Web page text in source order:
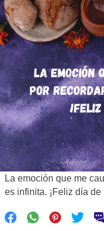
La emoción que me
es infinita. ¡Feliz día de